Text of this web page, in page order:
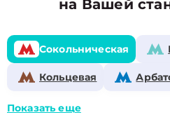
на Вашей
Сокольническая
Кольцевая
Показать еще